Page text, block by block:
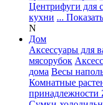
Центрифуги для
кухни ...
N
Дом
Аксессуары для
мясорубок
дома Весы
Комнатные
принадлежности